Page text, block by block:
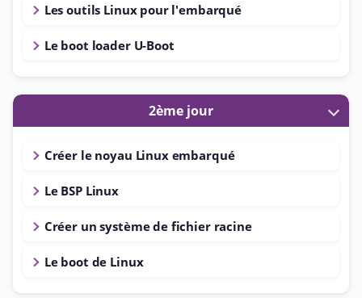
Les outils Linux pour l'embarqué
Le boot loader U-Boot
2ème jour
Créer le noyau Linux embarqué
Le BSP Linux
Créer un système de fichier racine
Le boot de Linux